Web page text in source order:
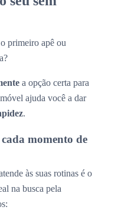
primeiro apê ou
a opção certa para
ajuda você a dar
.
momento de
às suas rotinas é o
na busca pela